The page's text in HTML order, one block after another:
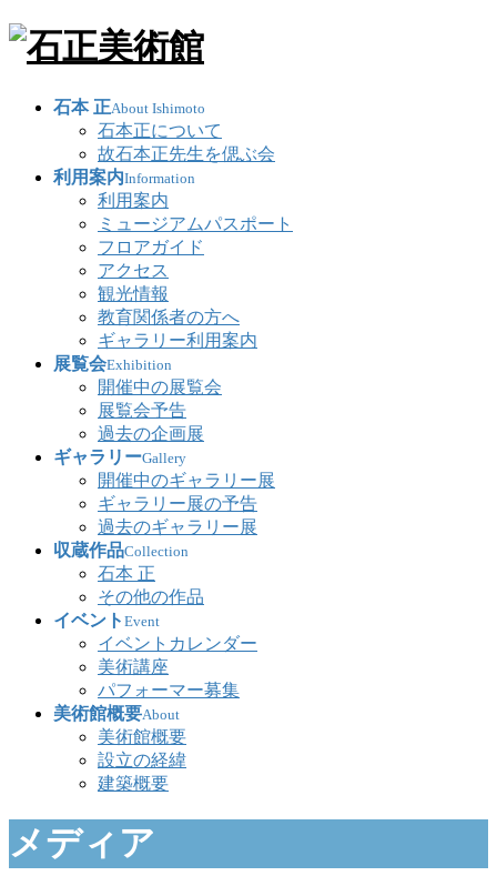
石本 正About Ishimoto
石本正について
故石本正先生を偲ぶ会
利用案内Information
利用案内
ミュージアムパスポート
フロアガイド
アクセス
観光情報
教育関係者の方へ
ギャラリー利用案内
展覧会Exhibition
開催中の展覧会
展覧会予告
過去の企画展
ギャラリーGallery
開催中のギャラリー展
ギャラリー展の予告
過去のギャラリー展
収蔵作品Collection
石本 正
その他の作品
イベント Event
イベントカレンダー
美術講座
パフォーマー募集
美術館概要About
美術館概要
設立の経緯
建築概要
メディア